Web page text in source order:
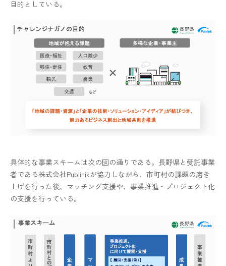
目的としている。
具体的な事業スキームは次の図の通りである。長野県と受託事業
者である株式会社Publinikが協力しながら、市町村の課題の磨き
上げを行った後、マッチング支援や、事業推進・プロジェクト化
の支援を行っている。